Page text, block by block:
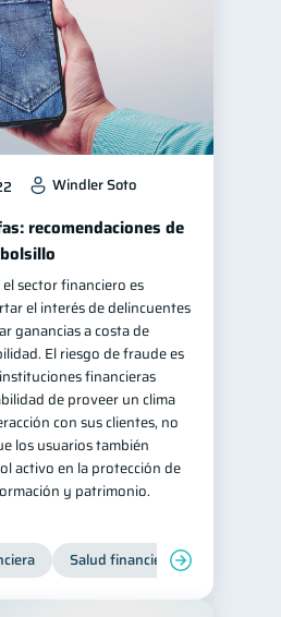
Windler Soto
recomendaciones de
sector financiero es
el interés de delincuentes
ganancias a costa de
El riesgo de fraude es
financieras
de proveer un clima
con sus clientes, no
los usuarios también
activo en la protección de
y patrimonio.
Salud financiera